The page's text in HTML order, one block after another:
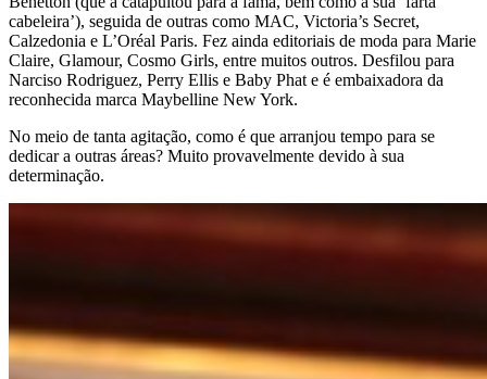
cabeleira’), seguida de outras como MAC, Victoria’s Secret,
Calzedonia e L’Oréal Paris. Fez ainda editoriais de moda para Marie
Claire, Glamour, Cosmo Girls, entre muitos outros. Desfilou para
Narciso Rodriguez, Perry Ellis e Baby Phat e é embaixadora da
reconhecida marca Maybelline New York.
No meio de tanta agitação, como é que arranjou tempo para se
dedicar a outras áreas? Muito provavelmente devido à sua
determinação.